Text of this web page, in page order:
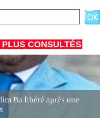
CONSULTÉS
Ba libéré après une